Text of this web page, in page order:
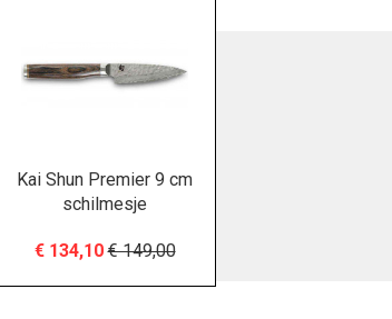
Kai Shun Premier 9 cm
schilmesje
€ 134,10 € 149,00